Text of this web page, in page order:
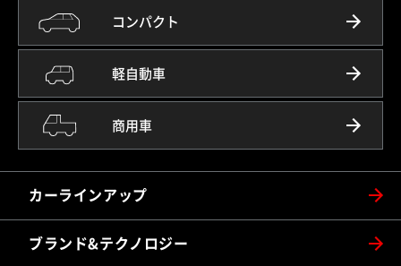
カーラインアップ
コンパクト
軽自動車
商用車
ブランド&テクノロジー